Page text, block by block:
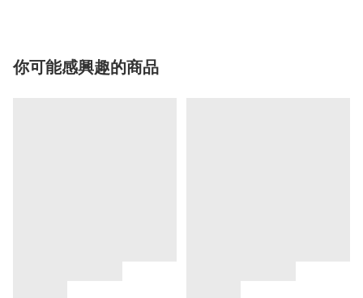
你可能感興趣的商品